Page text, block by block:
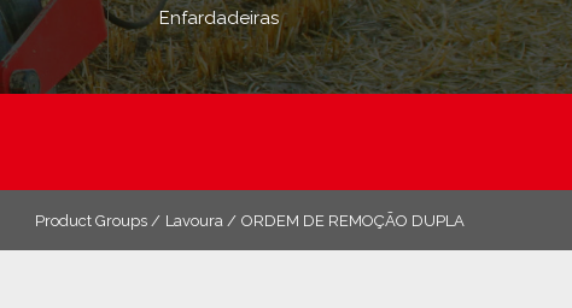
Enfardadeiras
Product Groups / Lavoura / ORDEM DE REMOÇÃO DUPLA